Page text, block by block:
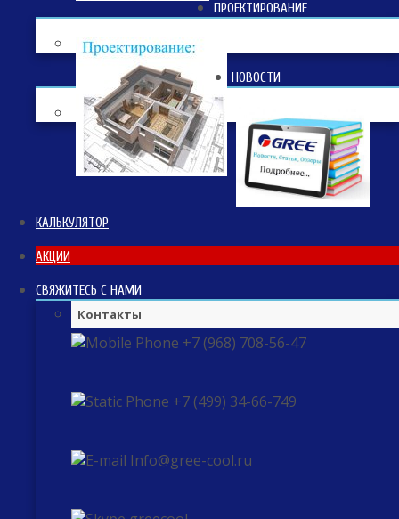
ПРОЕКТИРОВАНИЕ
НОВОСТИ
КАЛЬКУЛЯТОР
АКЦИИ
СВЯЖИТЕСЬ С НАМИ
Контакты
+7 (968) 708-56-47
+7 (499) 34-66-749
Info@gree-cool.ru